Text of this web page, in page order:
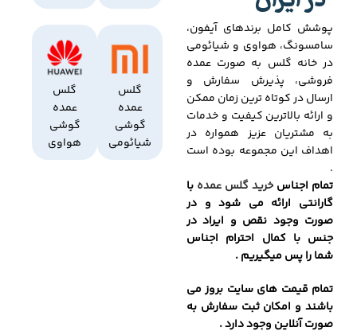
پوشش کامل برندهای آیفون،
سامسونگ، هواوی و شیائومی
در خانه گلس به صورت عمده
فروشی، پذیرش سفارش و
ارسال در کوتاه ترین زمان ممکن
و ارائه بالاترین کیفیت و خدمات
به مشتریان عزیز همواره در
اهداف این مجموعه بوده است
.
تمام اجناسخرید گلس عمده با
گارانتی ارائه می شود و در
صورت وجود نقص و ایراد در
جنس با کمال احترام اجناس
شما را پس میگیریم .
تمام قیمت های سایت بروز می
باشند و امکان ثبت سفارش به
صورت آنلاین وجود دارد .
گلس
عمده
گوشی
شیائومی
گلس
عمده
گوشی
هواوی